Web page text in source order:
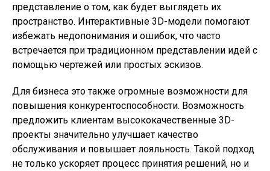
представление о том, как будет выглядеть их
пространство. Интерактивные 3D-модели помогают
избежать недопонимания и ошибок, что часто
встречается при традиционном представлении идей с
помощью чертежей или простых эскизов.
Для бизнеса это также огромные возможности для
повышения конкурентоспособности. Возможность
предложить клиентам высококачественные 3D-
проекты значительно улучшает качество
обслуживания и повышает лояльность. Такой подход
не только ускоряет процесс принятия решений, но и